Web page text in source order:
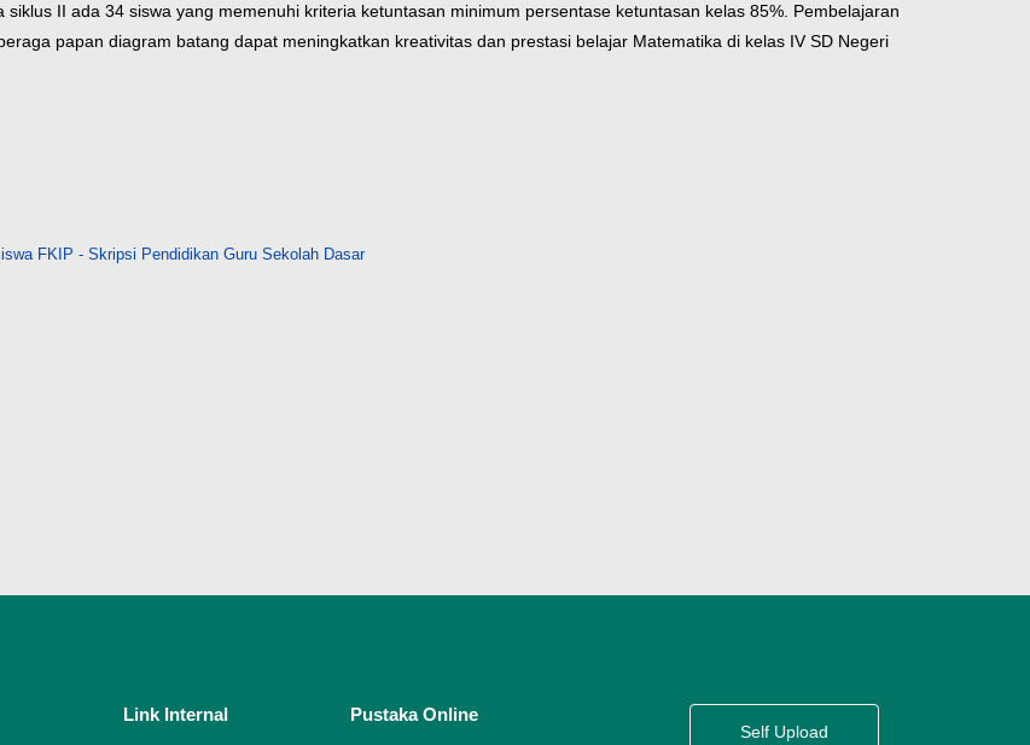
II ada 34 siswa yang memenuhi kriteria ketuntasan minimum persentase ketuntasan kelas 85%. Pembelajaran
papan diagram batang dapat meningkatkan kreativitas dan prestasi belajar Matematika di kelas IV SD Negeri
FKIP - Skripsi Pendidikan Guru Sekolah Dasar
Link Internal Pustaka Online
Self Upload